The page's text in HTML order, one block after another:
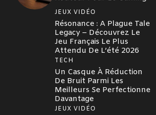
JEUX VIDÉO
Résonance : A Plague Tale
Legacy – Découvrez Le
Jeu Français Le Plus
Attendu De L’été 2026
TECH
Un Casque À Réduction
De Bruit Parmi Les
Meilleurs Se Perfectionne
Davantage
JEUX VIDÉO